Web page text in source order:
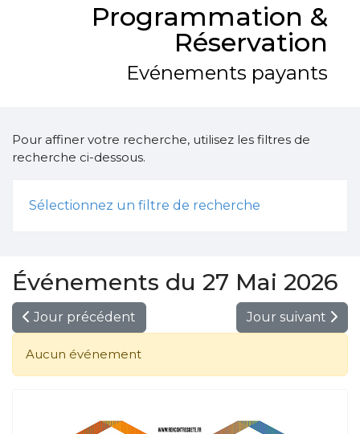
Programmation &
Réservation
Evénements payants
Pour affiner votre recherche, utilisez les filtres de
recherche ci-dessous.
Sélectionnez un filtre de recherche
Événements du 27 Mai 2026
Jour précédent Jour suivant
Aucun événement